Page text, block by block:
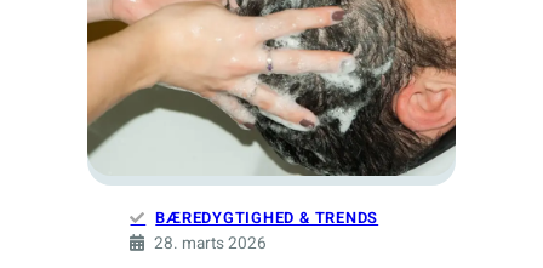
BÆREDYGTIGHED & TRENDS
28. marts 2026